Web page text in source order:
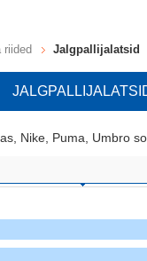
riided Jalgpallijalatsid
Nike, Puma, Umbro